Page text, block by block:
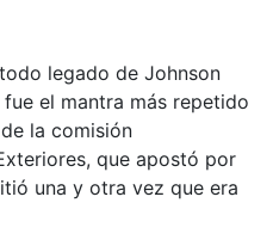
legado de Johnson
el mantra más repetido
la comisión
que apostó por
una y otra vez que era